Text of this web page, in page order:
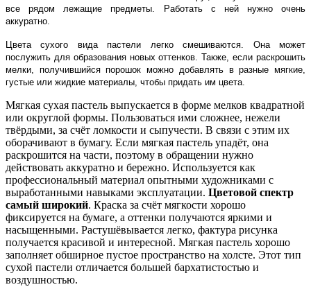
все рядом лежащие предметы. Работать с ней нужно очень
аккуратно.
Цвета сухого вида пастели легко смешиваются. Она может
послужить для образования новых оттенков. Также, если раскрошить
мелки, получившийся порошок можно добавлять в разные мягкие,
густые или жидкие материалы, чтобы придать им цвета.
Мягкая сухая пастель выпускается в форме мелков квадратной
или округлой формы. Пользоваться ими сложнее, нежели
твёрдыми, за счёт ломкости и сыпучести. В связи с этим их
оборачивают в бумагу. Если мягкая пастель упадёт, она
раскрошится на части, поэтому в обращении нужно
действовать аккуратно и бережно. Используется как
профессиональный материал опытными художниками с
выработанными навыками эксплуатации. Цветовой спектр
самый широкий. Краска за счёт мягкости хорошо
фиксируется на бумаге, а оттенки получаются яркими и
насыщенными. Растушёвывается легко, фактура рисунка
получается красивой и интересной. Мягкая пастель хорошо
заполняет обширное пустое пространство на холсте. Этот тип
сухой пастели отличается большей бархатистостью и
воздушностью.